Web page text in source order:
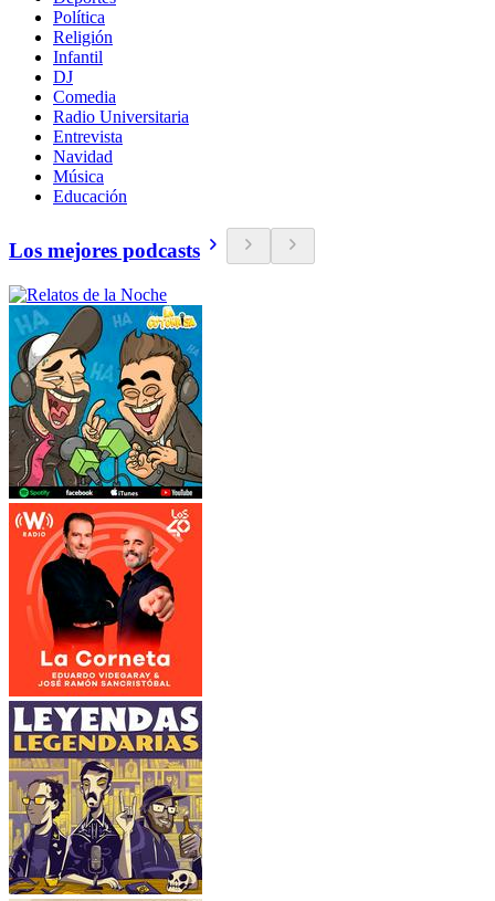
Política
Religión
Infantil
DJ
Comedia
Radio Universitaria
Entrevista
Navidad
Música
Educación
Los mejores podcasts